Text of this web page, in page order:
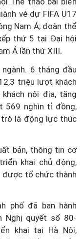
vé dự FIFA U17
Nam Á; đoàn thể
thứ 5 tại Đại hội
Á lần thứ XIII.
6 tháng đầu
triệu lượt khách
nội địa, tăng
569 nghìn tỉ đồng,
trò là động lực thúc
bản, thông tin cơ
khai chủ động,
được tổ chức thành
phố đã ban hành
Nghị quyết số 80-
khai tại Hà Nội,